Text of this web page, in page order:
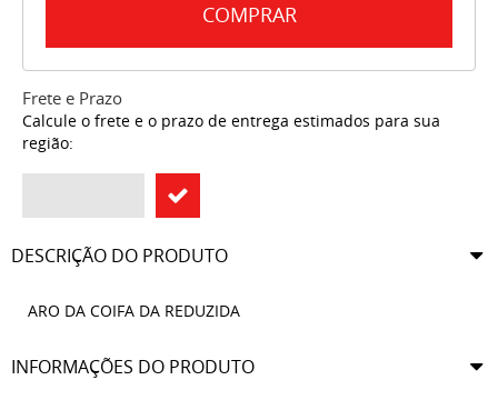
COMPRAR
Frete e Prazo
Calcule o frete e o prazo de entrega estimados para sua
região:
DESCRIÇÃO DO PRODUTO
ARO DA COIFA DA REDUZIDA
INFORMAÇÕES DO PRODUTO